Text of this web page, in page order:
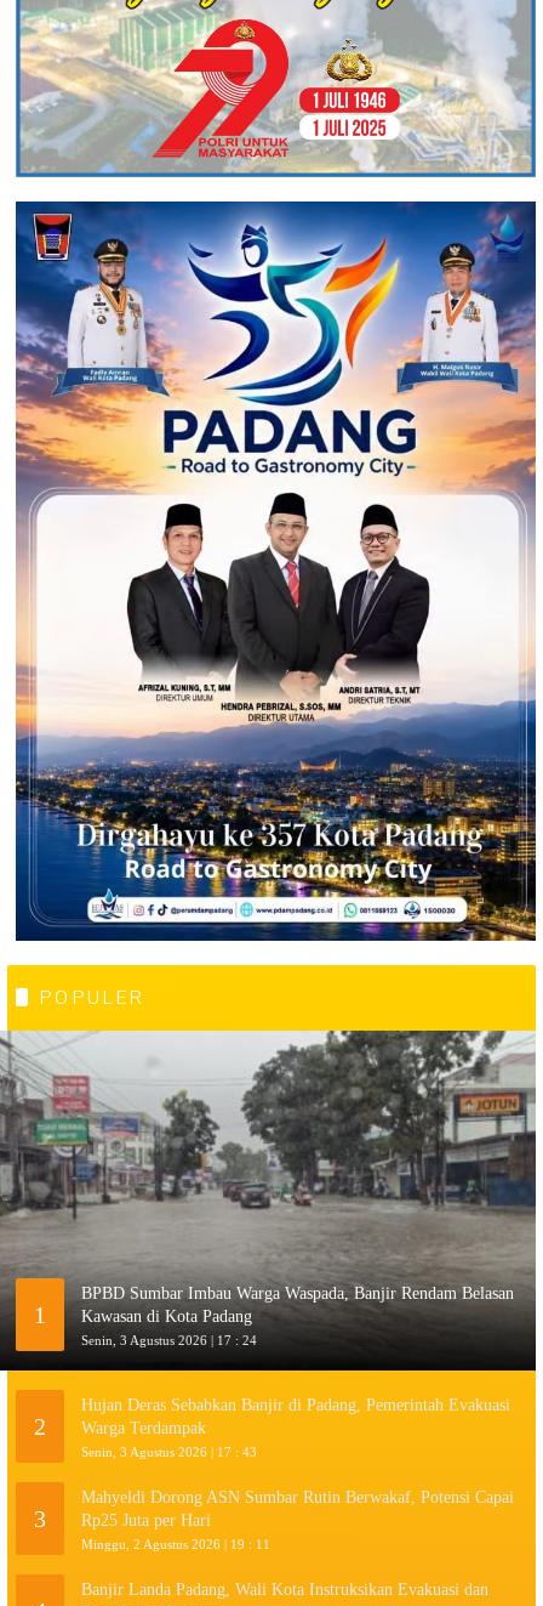
POPULER
1
BPBD Sumbar Imbau Warga Waspada, Banjir Rendam Belasan
Kawasan di Kota Padang
Senin, 3 Agustus 2026 | 17 : 24
2
Hujan Deras Sebabkan Banjir di Padang, Pemerintah Evakuasi
Warga Terdampak
Senin, 3 Agustus 2026 | 17 : 43
3
Mahyeldi Dorong ASN Sumbar Rutin Berwakaf, Potensi Capai
Rp25 Juta per Hari
Minggu, 2 Agustus 2026 | 19 : 11
Banjir Landa Padang, Wali Kota Instruksikan Evakuasi dan